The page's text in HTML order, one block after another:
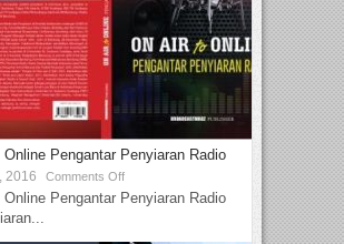
Online Pengantar Penyiaran Radio
2016 Comments Off
Online Pengantar Penyiaran Radio